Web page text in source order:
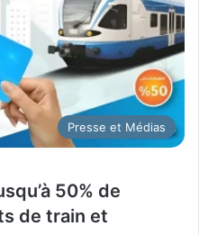
Presse et Médias
50% de
de train et